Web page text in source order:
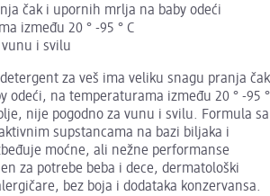
čak i upornih mrlja na baby odeći
između 20 ° -95 ° C
vunu i svilu
za veš ima veliku snagu pranja čak
odeći, na temperaturama između 20 ° -95 °
nije pogodno za vunu i svilu. Formula sa
supstancama na bazi biljaka i
moćne, ali nežne performanse
za potrebe beba i dece, dermatološki
bez boja i dodataka konzervansa.